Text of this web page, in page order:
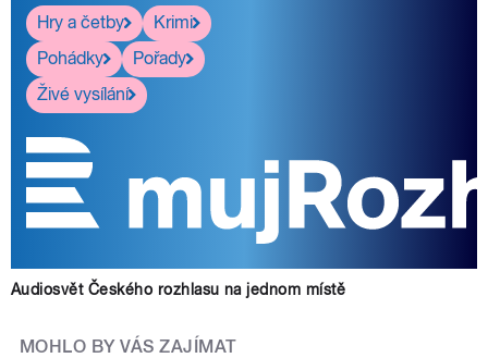
Hry a četby
Krimi
Pohádky
Pořady
Živé vysílání
Audiosvět Českého rozhlasu na jednom místě
MOHLO BY VÁS ZAJÍMAT